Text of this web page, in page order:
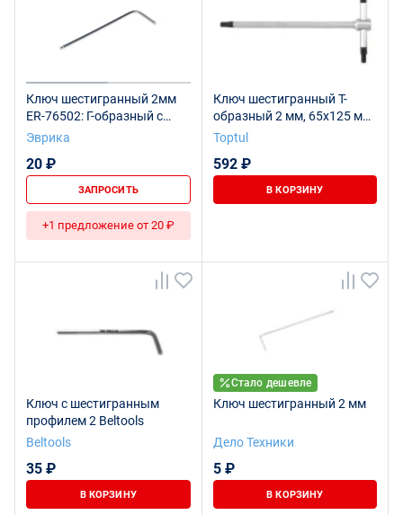
Ключ шестигранный 2мм
ER-76502: Г-образный с
шаром ЭВРИКА /1/600
Эврика
20 ₽
ЗАПРОСИТЬ
+1 предложение от 20 ₽
Ключ шестигранный Т-
образный 2 мм, 65х125 мм
TOPTUL AGDB0213
Toptul
592 ₽
В КОРЗИНУ
Ключ с шестигранным
профилем 2 Beltools
Beltools
35 ₽
В КОРЗИНУ
Стало дешевле
Ключ шестигранный 2 мм
Дело Техники
5 ₽
В КОРЗИНУ